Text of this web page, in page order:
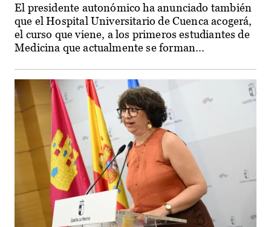
El presidente autonómico ha anunciado también
que el Hospital Universitario de Cuenca acogerá,
el curso que viene, a los primeros estudiantes de
Medicina que actualmente se forman...